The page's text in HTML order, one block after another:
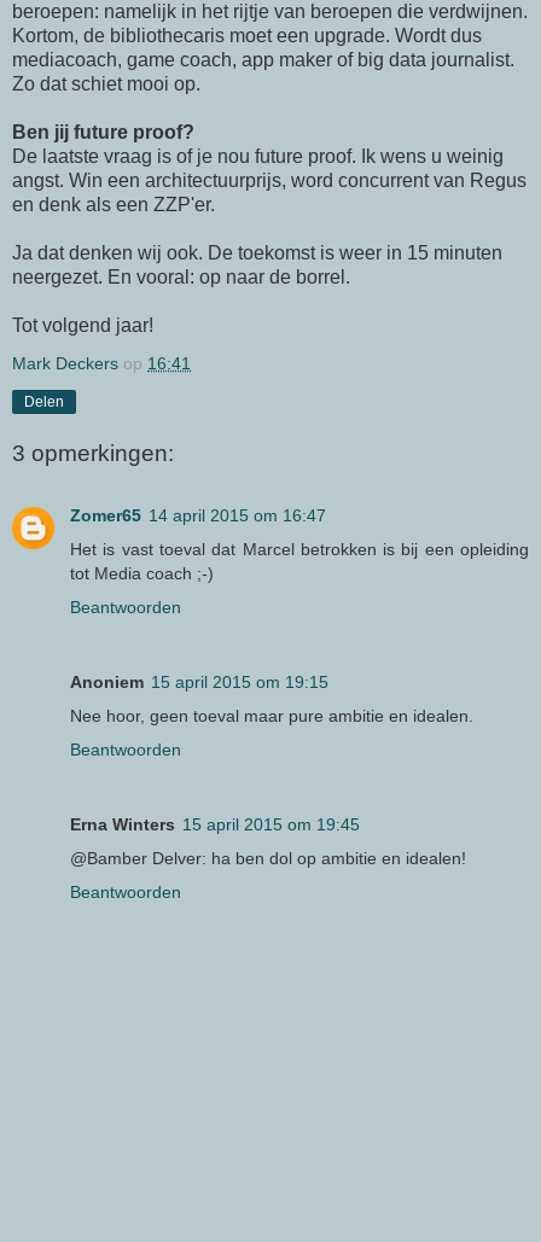
beroepen: namelijk in het rijtje van beroepen die verdwijnen.
Kortom, de bibliothecaris moet een upgrade. Wordt dus
mediacoach, game coach, app maker of big data journalist.
Zo dat schiet mooi op.
Ben jij future proof?
De laatste vraag is of je nou future proof. Ik wens u weinig
angst. Win een architectuurprijs, word concurrent van Regus
en denk als een ZZP'er.
Ja dat denken wij ook. De toekomst is weer in 15 minuten
neergezet. En vooral: op naar de borrel.
Tot volgend jaar!
Mark Deckers op 16:41
Delen
3 opmerkingen:
Zomer65 14 april 2015 om 16:47
Het is vast toeval dat Marcel betrokken is bij een opleiding
tot Media coach ;-)
Beantwoorden
Anoniem 15 april 2015 om 19:15
Nee hoor, geen toeval maar pure ambitie en idealen.
Beantwoorden
Erna Winters 15 april 2015 om 19:45
@Bamber Delver: ha ben dol op ambitie en idealen!
Beantwoorden